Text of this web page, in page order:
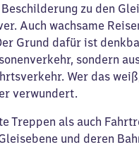
zu den
Auch wachsame
Grund dafür ist
sondern
Wer das
verwundert.
Treppen als auch
und deren